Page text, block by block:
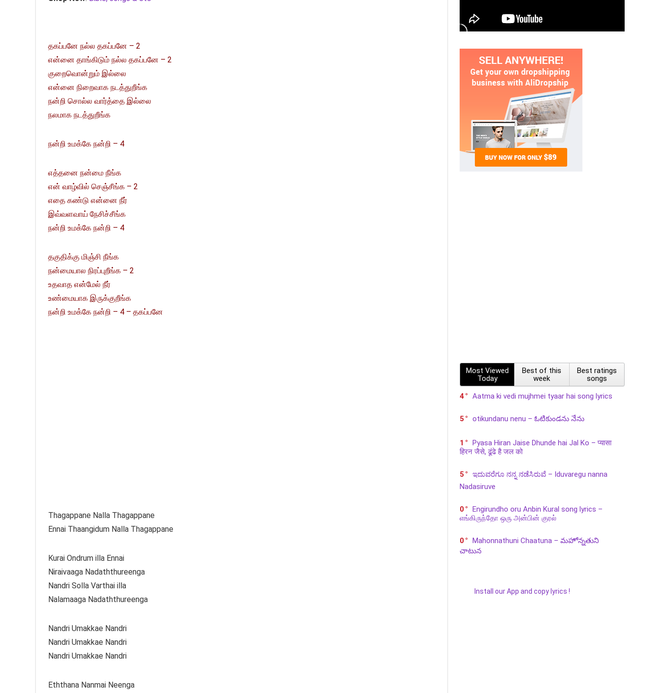
தகப்பனே நல்ல தகப்பனே – 2
என்னை தாங்கிடும் நல்ல தகப்பனே – 2
குறைவொன்றும் இல்லை
என்னை நிறைவாக நடத்துறீங்க
நன்றி சொல்ல வார்த்தை இல்லை
நலமாக நடத்துறீங்க
நன்றி உமக்கே நன்றி – 4
எத்தனை நன்மை நீங்க
என் வாழ்வில் செஞ்சீங்க – 2
எதை கண்டு என்னை நீர்
இவ்வளவாய் நேசிச்சீங்க
நன்றி உமக்கே நன்றி – 4
தகுதிக்கு மிஞ்சி நீங்க
நன்மையால நிரப்புறீங்க – 2
உதவாத என்மேல் நீர்
உண்மையாக இருக்குறீங்க
நன்றி உமக்கே நன்றி – 4 – தகப்பனே
Thagappane Nalla Thagappane
Ennai Thaangidum Nalla Thagappane
Kurai Ondrum illa Ennai
Niraivaaga Nadaththureenga
Nandri Solla Varthai illa
Nalamaaga Nadaththureenga
Nandri Umakkae Nandri
Nandri Umakkae Nandri
Nandri Umakkae Nandri
Eththana Nanmai Neenga
Most Viewed
Today
Best of this
week
Best ratings
songs
4
Aatma ki vedi mujhmei tyaar hai song lyrics
5 otikundanu nenu – ఓటికుండను నేను
1
Pyasa Hiran Jaise Dhunde hai Jal Ko – प्यासा
हिरन जैसे, ढूंढे है जल को
5
ಇದುವರೆಗೂ ನನ್ನ ನಡೆಸಿರುವೆ – Iduvaregu nanna
Nadasiruve
0
Engirundho oru Anbin Kural song lyrics –
எங்கிருந்தோ ஒரு அன்பின் குரல்
0
Mahonnathuni Chaatuna – మహోన్నతుని
చాటున
Install our App and copy lyrics !